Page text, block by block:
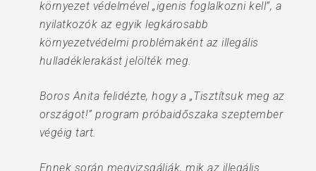
környezet védelmével „igenis foglalkozni kell”, a
nyilatkozók az egyik legkárosabb
környezetvédelmi problémaként az illegális
hulladéklerakást jelölték meg.
Boros Anita felidézte, hogy a „Tisztítsuk meg az
országot!” program próbaidőszaka szeptember
végéig tart.
Ennek során megvizsgálják, mik az illegális